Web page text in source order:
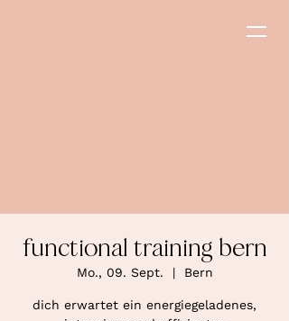
functional training bern
Mo., 09. Sept.
  |
Bern
dich erwartet ein energiegeladenes,